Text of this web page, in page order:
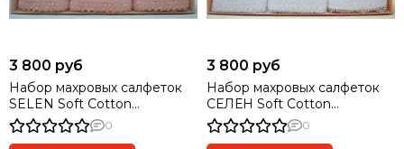
3 800 руб
Набор махровых салфеток
SELEN Soft Cotton
персиковые
0
3 800 руб
Набор махровых салфеток
СЕЛЕН Soft Cotton
кремовые
0